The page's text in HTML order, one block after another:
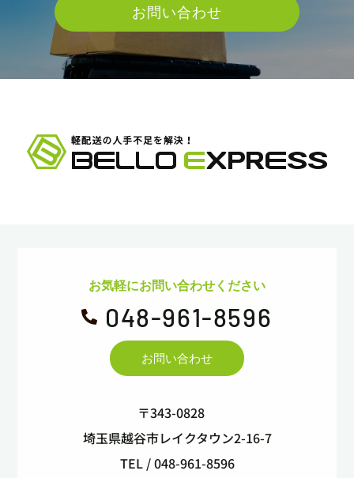
お問い合わせ
お気軽にお問い合わせください
 048-961-8596
お問い合わせ
〒343-0828
埼玉県越谷市レイクタウン2-16-7
TEL / 048-961-8596